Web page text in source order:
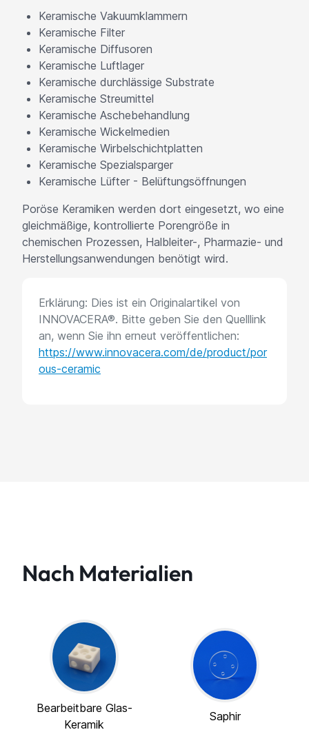
Keramische Vakuumklammern
Keramische Filter
Keramische Diffusoren
Keramische Luftlager
Keramische durchlässige Substrate
Keramische Streumittel
Keramische Aschebehandlung
Keramische Wickelmedien
Keramische Wirbelschichtplatten
Keramische Spezialsparger
Keramische Lüfter - Belüftungsöffnungen
Poröse Keramiken werden dort eingesetzt, wo eine
gleichmäßige, kontrollierte Porengröße in
chemischen Prozessen, Halbleiter-, Pharmazie- und
Herstellungsanwendungen benötigt wird.
Erklärung: Dies ist ein Originalartikel von
INNOVACERA®. Bitte geben Sie den Quelllink
an, wenn Sie ihn erneut veröffentlichen:
https://www.innovacera.com/de/product/por
ous-ceramic
Nach Materialien
Bearbeitbare Glas-
Keramik
Saphir